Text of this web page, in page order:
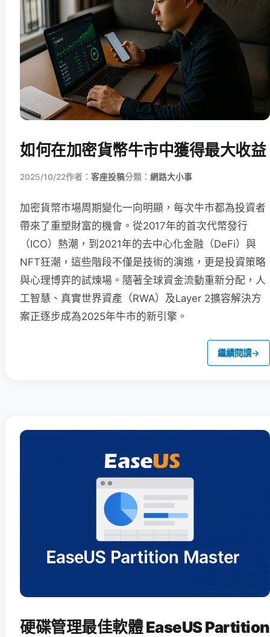
如何在加密貨幣牛市中獲得最大收益
2025/10/22作者： 客座投稿分類： 網路大小事
加密貨幣市場周期變化一向明顯，每次牛市都為投資者
帶來了重塑財富的機會。從2017年的首次代幣發行
（ICO）熱潮，到2021年的去中心化金融（DeFi）與
NFT狂潮，這些階段不僅是技術的演進，更是投資策略
與心理博弈的試煉場。隨著全球資金流動重新分配，人
工智慧、真實世界資產（RWA）及Layer 2擴容解決方
案正逐步成為2025年牛市的新引擎。
繼續閱讀→
硬碟管理最佳軟體 EaseUS Partition